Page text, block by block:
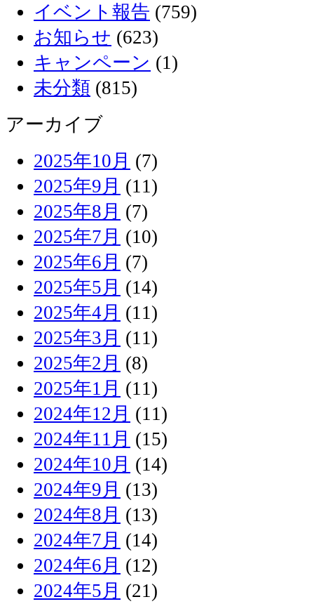
イベント報告 (759)
お知らせ (623)
キャンペーン (1)
未分類 (815)
アーカイブ
2025年10月 (7)
2025年9月 (11)
2025年8月 (7)
2025年7月 (10)
2025年6月 (7)
2025年5月 (14)
2025年4月 (11)
2025年3月 (11)
2025年2月 (8)
2025年1月 (11)
2024年12月 (11)
2024年11月 (15)
2024年10月 (14)
2024年9月 (13)
2024年8月 (13)
2024年7月 (14)
2024年6月 (12)
2024年5月 (21)